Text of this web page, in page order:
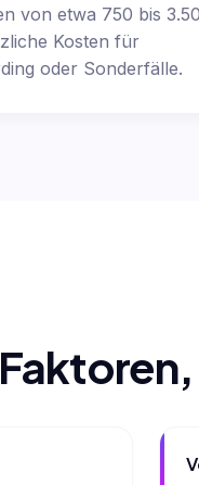
von etwa 750 bis
Kosten für
oder Sonderfälle.